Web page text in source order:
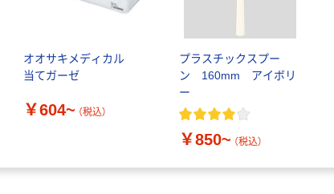
オオサキメディカル
当てガーゼ
￥604~ （税込）
プラスチックスプー
ン 160mm アイボリ
ー
￥850~ （税込）